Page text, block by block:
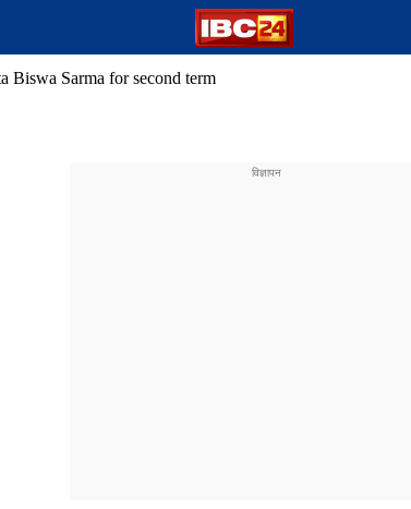
Biswa Sarma for second term